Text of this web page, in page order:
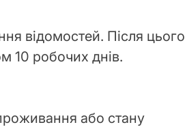
відомостей. Після цього
10 робочих днів.
або стану